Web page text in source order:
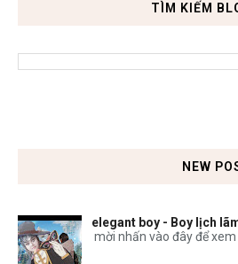
TÌM KIẾM
NEW
elegant boy - Boy lịch
mời nhấn vào đây để xem